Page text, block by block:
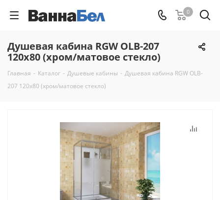
0
Душевая кабина RGW OLB-207
120x80 (хром/матовое стекло)
Главная - Каталог - Душевые кабины - Душевая кабина RGW OLB-
207 120x80 (хром/матовое стекло)